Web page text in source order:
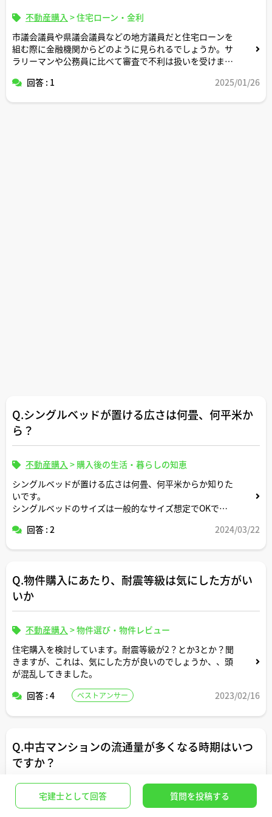
④車は国産セダン1台保有する想定で試算希望（駐車場代
ガソリン代車検代などの平均的支出を考慮希望）⑤年一回
家族旅行するためのレジャー支出想定で試算希望
⑥夫の毎月のお小遣い支出も考慮希望
⑦将来のための貯蓄も多少考慮希望
不動産購入 >住宅ローン・金利
市議会議員や県議会議員などの地方議員だと住宅ローンを
組む際に金融機関からどのように見られるでしょうか。サ
ラリーマンや公務員に比べて審査で不利は扱いを受けます
回答 : 1 2025/01/26
Q.シングルベッドが置ける広さは何畳、何平米か
ら？
不動産購入 > 購入後の生活・暮らしの知恵
シングルベッドが置ける広さは何畳、何平米からか知りた
いです。
シングルベッドのサイズは一般的なサイズ想定でOKで
回答 : 2 2024/03/22
Q.物件購入にあたり、耐震等級は気にした方がい
いか
不動産購入 >物件選び・物件レビュー
住宅購入を検討しています。耐震等級が2？とか3とか？聞
きますが、これは、気にした方が良いのでしょうか、、頭
が混乱してきました。
回答 : 4
ベストアンサー 2023/02/16
Q.中古マンションの流通量が多くなる時期はいつ
ですか？
不動産購入>物件選び・物件比較・市況
宅建士として回答 質問を投稿する